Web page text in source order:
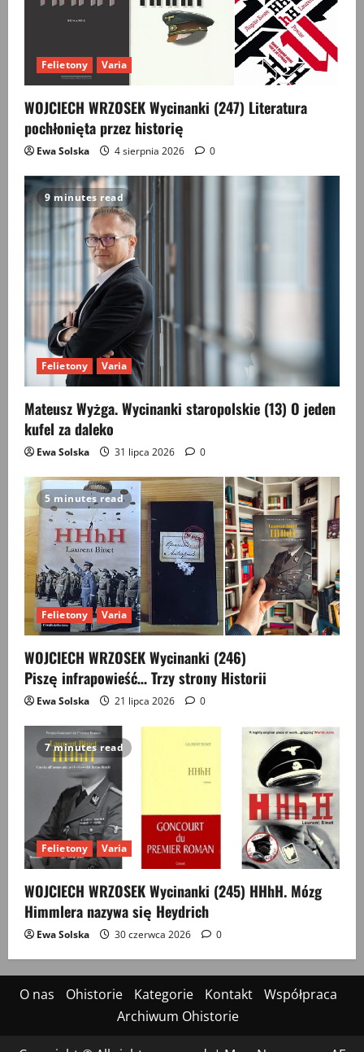
Felietony Varia
WOJCIECH WRZOSEK Wycinanki (247) Literatura
pochłonięta przez historię
Ewa Solska 4 sierpnia 2026 0
9 minutes read
Felietony Varia
Mateusz Wyżga. Wycinanki staropolskie (13) O jeden
kufel za daleko
Ewa Solska 31 lipca 2026 0
5 minutes read
Felietony Varia
WOJCIECH WRZOSEK Wycinanki (246)
Piszę infrapowieść… Trzy strony Historii
Ewa Solska 21 lipca 2026 0
7 minutes read
Felietony Varia
WOJCIECH WRZOSEK Wycinanki (245) HHhH. Mózg
Himmlera nazywa się Heydrich
Ewa Solska 30 czerwca 2026 0
O nas Ohistorie Kategorie Kontakt
Współpraca
Archiwum Ohistorie